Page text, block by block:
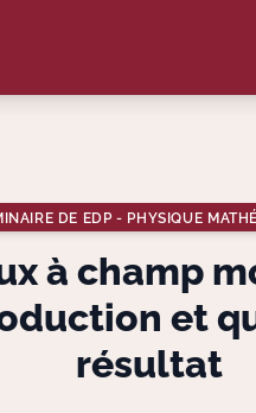
DE EDP - PHYSIQUE
à champ
et
résultat